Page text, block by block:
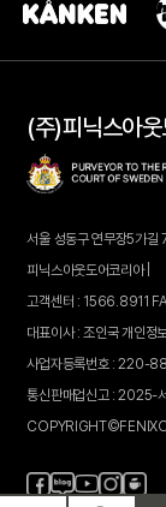
(주)피닉스아
서울 성동구 연무장5가
피닉스아웃도어코리아 |
고객센터 : 1566.8911
대표이사 : 조인국 개인정
사업자등록번호 : 220-
통신판매업신고 : 2025-
페
이
블
로
유
튜
인
스
카
페